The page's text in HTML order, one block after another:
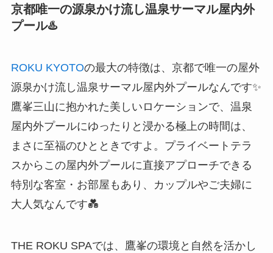
京都唯一の源泉かけ流し温泉サーマル屋内外
プール♨️
ROKU KYOTOの最大の特徴は、京都で唯一の屋外
源泉かけ流し温泉サーマル屋内外プールなんです✨
鷹峯三山に抱かれた美しいロケーションで、温泉
屋内外プールにゆったりと浸かる極上の時間は、
まさに至福のひとときですよ。プライベートテラ
スからこの屋内外プールに直接アプローチできる
特別な客室・お部屋もあり、カップルやご夫婦に
大人気なんです💑
THE ROKU SPAでは、鷹峯の環境と自然を活かし